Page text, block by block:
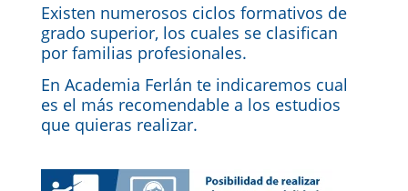
Existen numerosos ciclos formativos de
grado superior, los cuales se clasifican
por familias profesionales.
En Academia Ferlán te indicaremos cual
es el más recomendable a los estudios
que quieras realizar.